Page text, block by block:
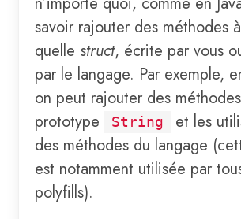
savoir rajouter des méthodes
quelle struct, écrite par vous
par le langage. Par exemple,
on peut rajouter des
prototype
String
et les
des méthodes du langage
est notamment utilisée par
polyfills).